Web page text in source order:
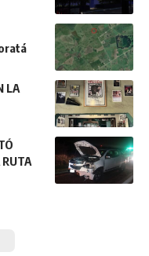
LA
RUTA